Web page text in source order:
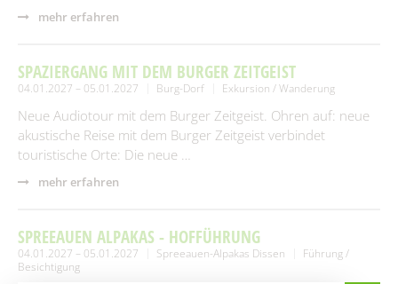
mehr erfahren
SPAZIERGANG MIT DEM BURGER ZEITGEIST
04.01.2027 – 05.01.2027 Burg-Dorf Exkursion / Wanderung
Neue Audiotour mit dem Burger Zeitgeist. Ohren auf: neue
akustische Reise mit dem Burger Zeitgeist verbindet
touristische Orte: Die neue …
mehr erfahren
SPREEAUEN ALPAKAS - HOFFÜHRUNG
04.01.2027 – 05.01.2027 Spreeauen-Alpakas Dissen
Führung /
Besichtigung